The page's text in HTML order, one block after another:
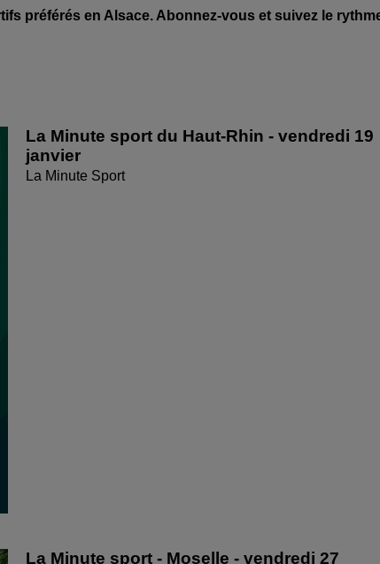
préférés en Alsace. Abonnez-vous et suivez le
La Minute sport du Haut-Rhin - vendredi 19
janvier
La Minute Sport
La Minute sport - Moselle - vendredi 27